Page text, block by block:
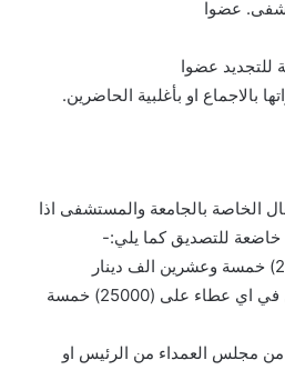
بالاجماع او بأغلبية الحاضرين.
الخاصة بالجامعة والمستشفى اذا
2- من قبل اللجنة المالية في مجلس العمداء اذا زادت قيمة اللوازم او كلفة الاشغال في اي عطاء على (25000) خمسة